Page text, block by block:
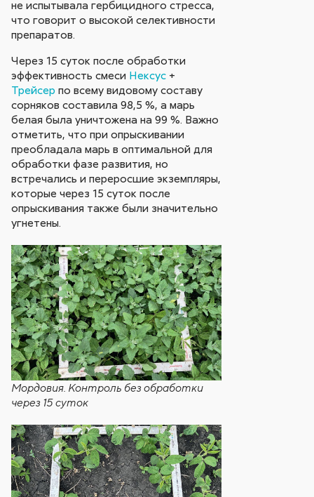
не испытывала гербицидного стресса,
что говорит о высокой селективности
препаратов.
Через 15 суток после обработки
эффективность смеси Нексус +
Трейсер по всему видовому составу
сорняков составила 98,5 %, а марь
белая была уничтожена на 99 %. Важно
отметить, что при опрыскивании
преобладала марь в оптимальной для
обработки фазе развития, но
встречались и переросшие экземпляры,
которые через 15 суток после
опрыскивания также были значительно
угнетены.
Мордовия. Контроль без обработки
через 15 суток